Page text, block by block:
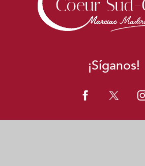
¡Síganos!